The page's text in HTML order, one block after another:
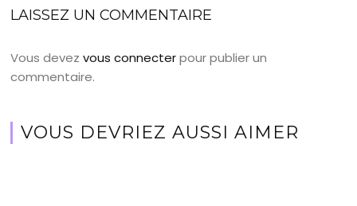
LAISSEZ UN COMMENTAIRE
Vous devezvous connecterpour publier un
commentaire.
VOUS DEVRIEZ AUSSI AIMER